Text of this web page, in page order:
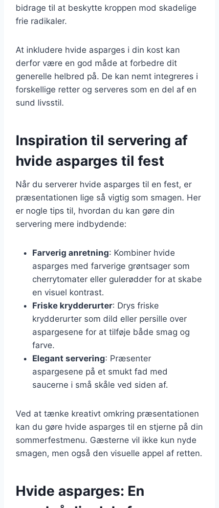
bidrage til at beskytte kroppen mod skadelige
frie radikaler.
At inkludere hvide asparges i din kost kan
derfor være en god måde at forbedre dit
generelle helbred på. De kan nemt integreres i
forskellige retter og serveres som en del af en
sund livsstil.
Inspiration til servering af
hvide asparges til fest
Når du serverer hvide asparges til en fest, er
præsentationen lige så vigtig som smagen. Her
er nogle tips til, hvordan du kan gøre din
servering mere indbydende:
Farverig anretning: Kombiner hvide
asparges med farverige grøntsager som
cherrytomater eller gulerødder for at skabe
en visuel kontrast.
Friske krydderurter: Drys friske
krydderurter som dild eller persille over
aspargesene for at tilføje både smag og
farve.
Elegant servering: Præsenter
aspargesene på et smukt fad med
saucerne i små skåle ved siden af.
Ved at tænke kreativt omkring præsentationen
kan du gøre hvide asparges til en stjerne på din
sommerfestmenu. Gæsterne vil ikke kun nyde
smagen, men også den visuelle appel af retten.
Hvide asparges: En